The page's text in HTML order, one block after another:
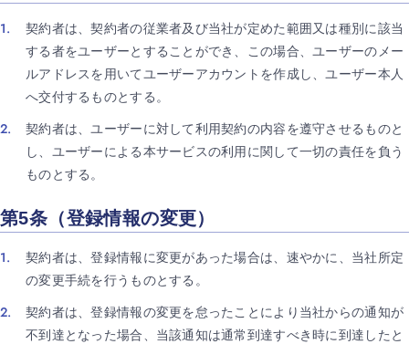
契約者は、契約者の従業者及び当社が定めた範囲又は種別に該当
する者をユーザーとすることができ、この場合、ユーザーのメー
ルアドレスを用いてユーザーアカウントを作成し、ユーザー本人
へ交付するものとする。
契約者は、ユーザーに対して利用契約の内容を遵守させるものと
し、ユーザーによる本サービスの利用に関して一切の責任を負う
ものとする。
第5条（登録情報の変更）
契約者は、登録情報に変更があった場合は、速やかに、当社所定
の変更手続を行うものとする。
契約者は、登録情報の変更を怠ったことにより当社からの通知が
不到達となった場合、当該通知は通常到達すべき時に到達したと